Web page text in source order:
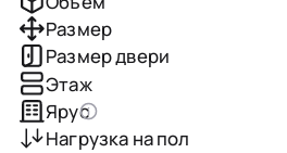
Размер
Размер двери
Этаж
Ярус
Нагрузка на пол